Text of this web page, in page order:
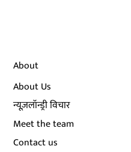
About
About Us
न्यूज़लॉन्ड्री विचार
Meet the team
Contact us